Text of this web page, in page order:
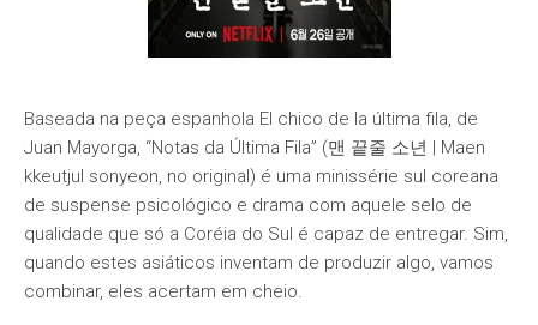
Baseada na peça espanhola El chico de la última fila, de
Juan Mayorga, “Notas da Última Fila” (맨 끝줄 소년 | Maen
kkeutjul sonyeon, no original) é uma minissérie sul coreana
de suspense psicológico e drama com aquele selo de
qualidade que só a Coréia do Sul é capaz de entregar. Sim,
quando estes asiáticos inventam de produzir algo, vamos
combinar, eles acertam em cheio.